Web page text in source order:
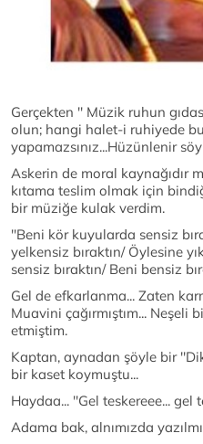
Gerçekten '' Müzik ruhun
olun; hangi halet-i ruhiyede
yapamazsınız...Hüzünlenir
Askerin de moral kaynağıdır
kıtama teslim olmak için
bir müziğe kulak verdim.
''Beni kör kuyularda sensiz
yelkensiz bıraktın/ Öylesine
sensiz bıraktın/ Beni bensiz
Gel de efkarlanma... Zaten
Muavini çağırmıştım... Neşeli
etmiştim.
Kaptan, aynadan şöyle bir
bir kaset koymuştu...
Haydaa... ''Gel teskereee... gel
Adama bak, alnımızda